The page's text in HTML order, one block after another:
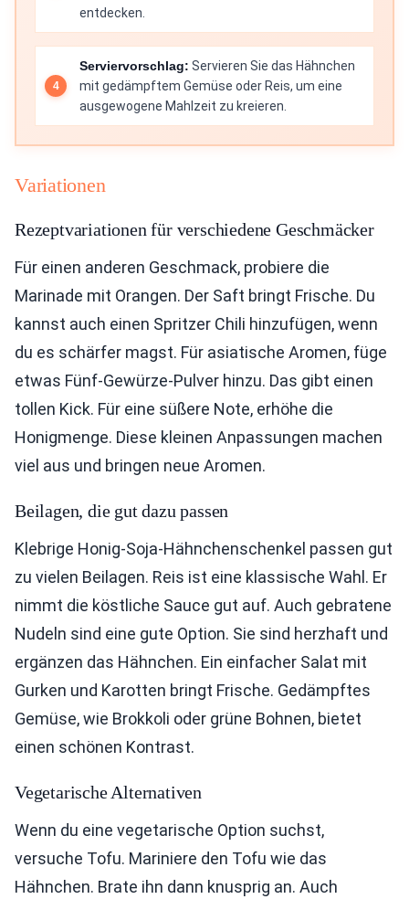
entdecken.
Serviervorschlag: Servieren Sie das Hähnchen
mit gedämpftem Gemüse oder Reis, um eine
ausgewogene Mahlzeit zu kreieren.
Variationen
Rezeptvariationen für verschiedene Geschmäcker
Für einen anderen Geschmack, probiere die
Marinade mit Orangen. Der Saft bringt Frische. Du
kannst auch einen Spritzer Chili hinzufügen, wenn
du es schärfer magst. Für asiatische Aromen, füge
etwas Fünf-Gewürze-Pulver hinzu. Das gibt einen
tollen Kick. Für eine süßere Note, erhöhe die
Honigmenge. Diese kleinen Anpassungen machen
viel aus und bringen neue Aromen.
Beilagen, die gut dazu passen
Klebrige Honig-Soja-Hähnchenschenkel passen gut
zu vielen Beilagen. Reis ist eine klassische Wahl. Er
nimmt die köstliche Sauce gut auf. Auch gebratene
Nudeln sind eine gute Option. Sie sind herzhaft und
ergänzen das Hähnchen. Ein einfacher Salat mit
Gurken und Karotten bringt Frische. Gedämpftes
Gemüse, wie Brokkoli oder grüne Bohnen, bietet
einen schönen Kontrast.
Vegetarische Alternativen
Wenn du eine vegetarische Option suchst,
versuche Tofu. Mariniere den Tofu wie das
Hähnchen. Brate ihn dann knusprig an. Auch